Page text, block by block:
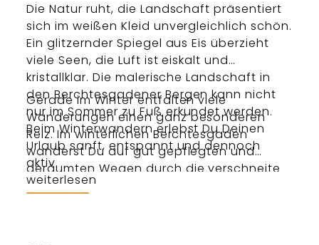
Die Natur ruht, die Landschaft präsentiert
sich im weißen Kleid unvergleichlich schön.
Ein glitzernder Spiegel aus Eis überzieht
viele Seen, die Luft ist eiskalt und
kristallklar. Die malerische Landschaft in
den Berchtesgadener Bergen kann nicht
nur im Sommer zu Fuß erkundet werden.
Beim Winterwandern erlebst Du Deinen
Urlaub sanft, entspannt und dennoch
aktiv.
Gerade im Winter entfalten viele
Wanderungen einen ganz besonderen
Reiz. Im winterlichen Berchtesgaden
wanderst Du auf gut gepflegten und
geräumten Wegen durch die verschneite
Landschaft. Ob ganz individuell in Deinem
weiterlesen